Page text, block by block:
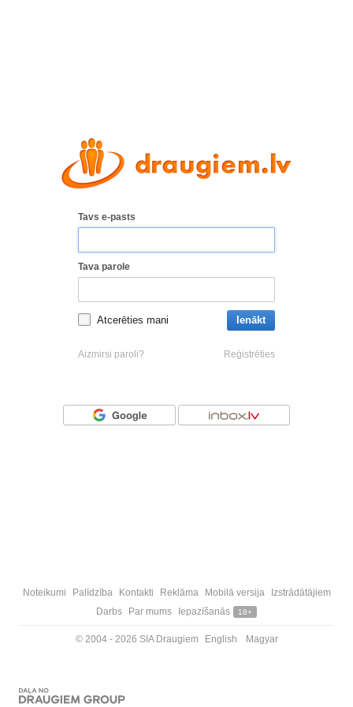
Tavs e-pasts
Tava parole
Atcerēties mani Ienākt
Aizmirsi paroli? Reģistrēties
Noteikumi Palīdzība Kontakti Reklāma Mobilā versija
Izstrādātājiem
Darbs
Par mums Iepazīšanās 18+
© 2004 - 2026 SIA Draugiem English Magyar